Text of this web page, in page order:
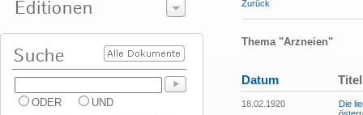
ODER UND
Zurück
Thema "Arzneien"
Datum Titel
18.02.1920
Die